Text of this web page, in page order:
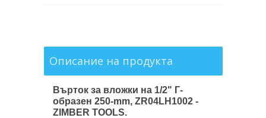
Описание на продукта
Върток за вложки на 1/2" Г-
образен 250-mm, ZR04LH1002 -
ZIMBER TOOLS.